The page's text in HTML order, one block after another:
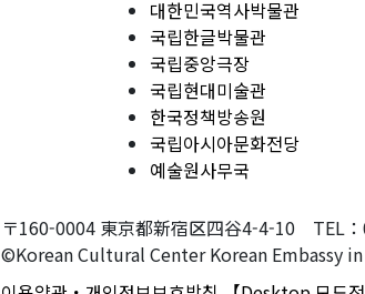
대한민국역사박물관
국립한글박물관
국립중앙극장
국립현대미술관
한국정책방송원
국립아시아문화전당
예술원사무국
〒160-0004 東京都新宿区四谷4-4-10
©Korean Cultural Center Korean Embassy